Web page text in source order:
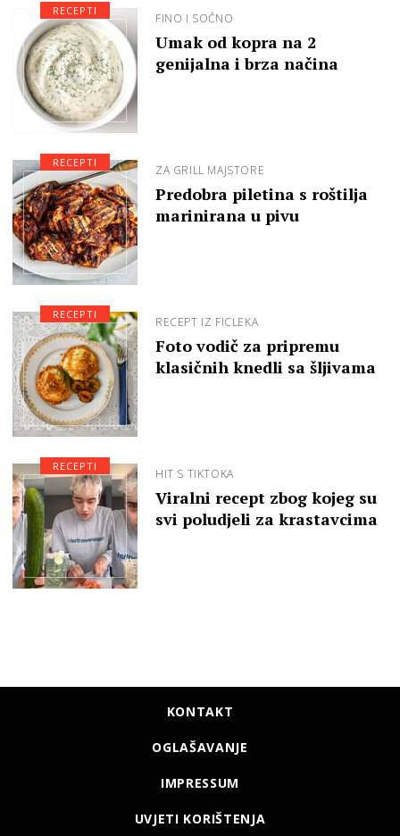
FINO I SOČNO
Umak od kopra na 2
genijalna i brza načina
RECEPTI
ZA GRILL MAJSTORE
Predobra piletina s roštilja
marinirana u pivu
RECEPTI
RECEPT IZ FICLEKA
Foto vodič za pripremu
klasičnih knedli sa šljivama
RECEPTI
HIT S TIKTOKA
Viralni recept zbog kojeg su
svi poludjeli za krastavcima
RECEPTI
KONTAKT
OGLAŠAVANJE
IMPRESSUM
UVJETI KORIŠTENJA